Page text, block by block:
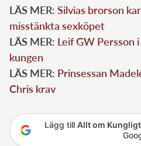
LÄS MER: Silvias brorson
misstänkta sexköpet
LÄS MER: Leif GW Persson
kungen
LÄS MER: Prinsessan
Chris krav
Lägg till Allt om Kungligt